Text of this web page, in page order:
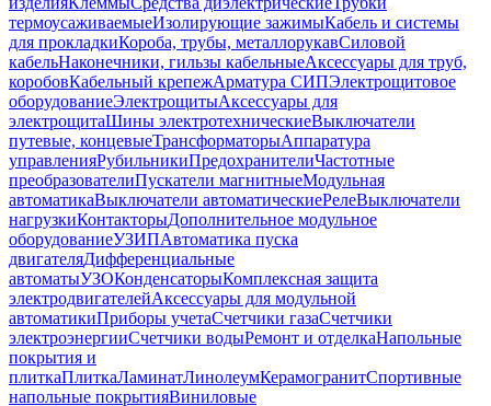
термоусаживаемыеИзолирующие зажимыКабель и системы
для прокладкиКороба, трубы, металлорукавСиловой
кабельНаконечники, гильзы кабельныеАксессуары для труб,
коробовКабельный крепежАрматура СИПЭлектрощитовое
оборудованиеЭлектрощитыАксессуары для
электрощитаШины электротехническиеВыключатели
путевые, концевыеТрансформаторыАппаратура
управленияРубильникиПредохранителиЧастотные
преобразователиПускатели магнитныеМодульная
автоматикаВыключатели автоматическиеРелеВыключатели
нагрузкиКонтакторыДополнительное модульное
оборудованиеУЗИПАвтоматика пуска
двигателяДифференциальные
автоматыУЗОКонденсаторыКомплексная защита
электродвигателейАксессуары для модульной
автоматикиПриборы учетаСчетчики газаСчетчики
электроэнергииСчетчики водыРемонт и отделкаНапольные
покрытия и
плиткаПлиткаЛаминатЛинолеумКерамогранитСпортивные
напольные покрытияВиниловые